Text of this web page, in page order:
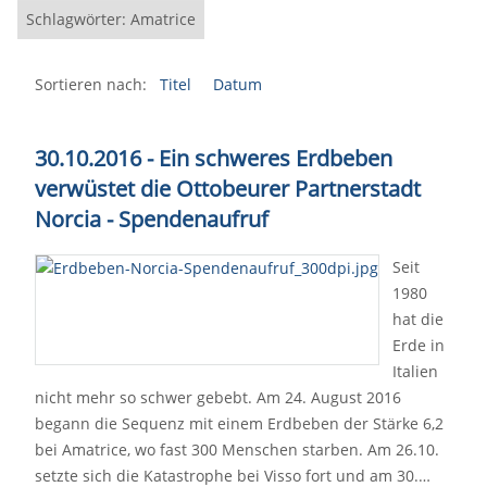
Schlagwörter: Amatrice
Sortieren nach: Titel Datum
30.10.2016 - Ein schweres Erdbeben
verwüstet die Ottobeurer Partnerstadt
Norcia - Spendenaufruf
Seit
1980
hat die
Erde in
Italien
nicht mehr so schwer gebebt. Am 24. August 2016
begann die Sequenz mit einem Erdbeben der Stärke 6,2
bei Amatrice, wo fast 300 Menschen starben. Am 26.10.
setzte sich die Katastrophe bei Visso fort und am 30.…